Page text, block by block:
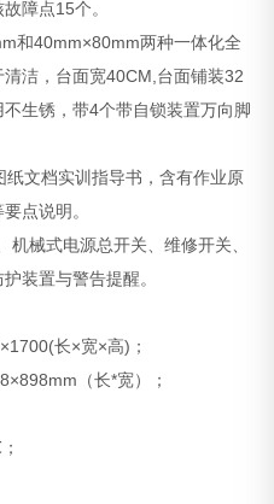
障点15个。
和40mm×80mm两种一体化全
洁，台面宽40CM,台面铺装32
生锈，带4个带自锁装置万向脚
文档实训指导书，含有作业原
点说明。
械式电源总开关、维修开关、
装置与警告提醒。
长×宽×高)；
（长*宽）；